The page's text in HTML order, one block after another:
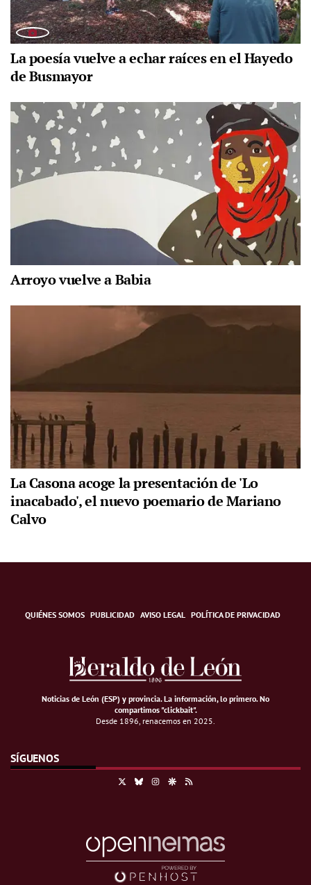
La poesía vuelve a echar raíces en el Hayedo
de Busmayor
Arroyo vuelve a Babia
La Casona acoge la presentación de 'Lo
inacabado', el nuevo poemario de Mariano
Calvo
QUIÉNES SOMOS PUBLICIDAD AVISO LEGAL POLÍTICA DE PRIVACIDAD
Noticias de León (ESP) y provincia. La información, lo primero.No
compartimos "clickbait".
Desde 1896, renacemos en 2025.
SÍGUENOS
BlueskyInstagramGoogle Discover